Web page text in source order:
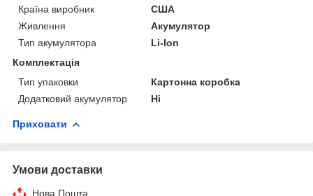
Країна виробник
США
Живлення
Акумулятор
Тип акумулятора
Li-Ion
Комплектація
Тип упаковки
Картонна коробка
Додатковий акумулятор
Ні
Приховати
Умови доставки
Нова Пошта